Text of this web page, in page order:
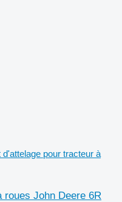
d'attelage pour tracteur à
roues John Deere 6R